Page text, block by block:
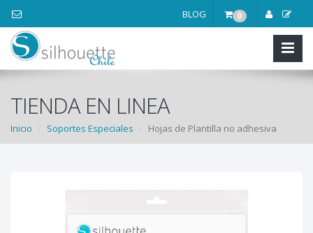
0
BLOG
TIENDA EN LINEA
Inicio Soportes Especiales Hojas de Plantilla no adhesiva